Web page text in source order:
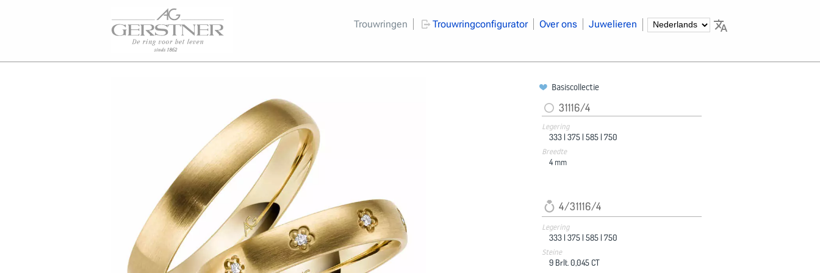
Trouwringen Trouwringconfigurator Over ons Juwelieren
Basiscollectie
31116/4
Legering
333 | 375 | 585 | 750
Breedte
4 mm
4/31116/4
Legering
333 | 375 | 585 | 750
Steine
9 Brlt. 0,045 CT